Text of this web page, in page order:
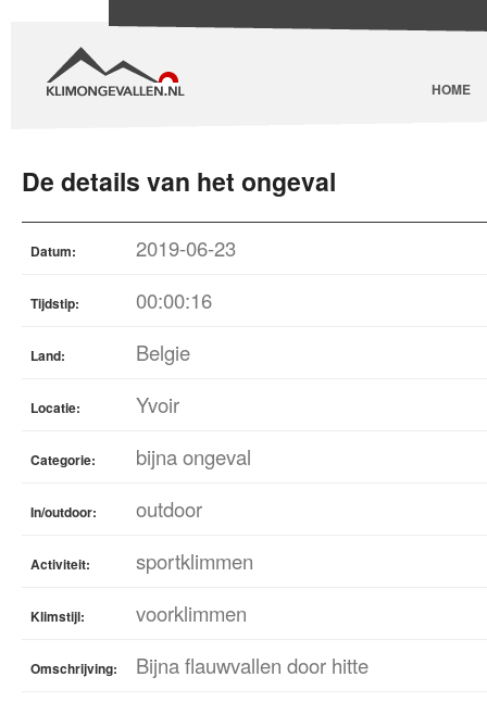
HOME
De details van het ongeval
Datum: 2019-06-23
Tijdstip: 00:00:16
Land: Belgie
Locatie: Yvoir
Categorie: bijna ongeval
In/outdoor: outdoor
Activiteit: sportklimmen
Klimstijl: voorklimmen
Omschrijving: Bijna flauwvallen door hitte